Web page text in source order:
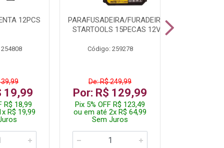
12PCS
39,99
19,99
R$ 18,99
R$ 19,99
PARAFUSADEIRA/FURADEIRA
STARTOOLS 15PECAS 12V
Código: 259278
De: R$ 249,99
Por: R$ 129,99
Pix 5% OFF R$ 123,49
ou em até 2x R$ 64,99
Sem Juros